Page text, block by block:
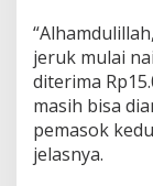
jeruk mulai
diterima
masih bisa
pemasok
jelasnya.